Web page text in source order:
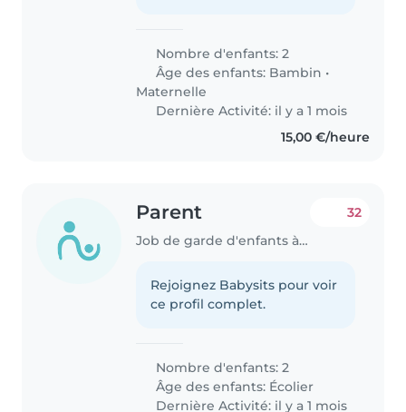
Nombre d'enfants: 2
Âge des enfants: Bambin •
Maternelle
Dernière Activité: il y a 1 mois
15,00 €/heure
Parent
Job de garde d'enfants à Dudelange
32
Rejoignez Babysits pour voir
ce profil complet.
Nombre d'enfants: 2
Âge des enfants: Écolier
Dernière Activité: il y a 1 mois